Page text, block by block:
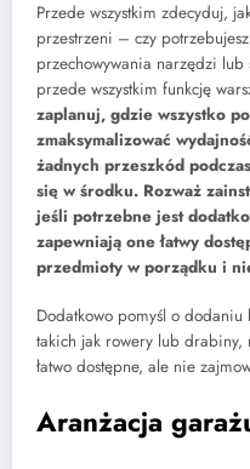
Przede wszystkim zdecyduj,
przestrzeni – czy
przechowywania narzędzi lub
przede wszystkim funkcję
zaplanuj, gdzie wszystko
zmaksymalizować
żadnych przeszkód
się w środku. Rozważ
jeśli potrzebne jest
zapewniają one łatwy
przedmioty w porządku i
Dodatkowo pomyśl o
takich jak rowery lub drabiny,
łatwo dostępne, ale nie
Aranżacja